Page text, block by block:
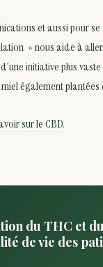
et aussi pour
» nous aide à
initiative plus
également plantées
sur le CBD.
du THC et
de vie des